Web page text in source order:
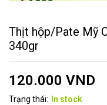
Thịt hộp/Pate Mỹ
340gr
120.000 VND
Trạng thái: In stock